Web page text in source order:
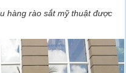
hàng rào sắt mỹ thuật được